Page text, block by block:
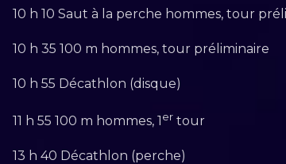
10 h 10 Saut à la perche hommes, tour
10 h 35 100 m hommes, tour préliminaire
10 h 55 Décathlon (disque)
11 h 55 100 m hommes, 1er tour
13 h 40 Décathlon (perche)